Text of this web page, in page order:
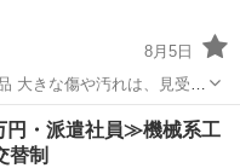
8月5日
い。 当方に非が無
さい。 #浮輪 #アー
・派遣社員≫機械系工
替制